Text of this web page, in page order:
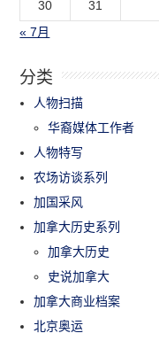
30
31
« 7月
分类
人物扫描
华裔媒体工作者
人物特写
农场访谈系列
加国采风
加拿大历史系列
加拿大历史
史说加拿大
加拿大商业档案
北京奥运